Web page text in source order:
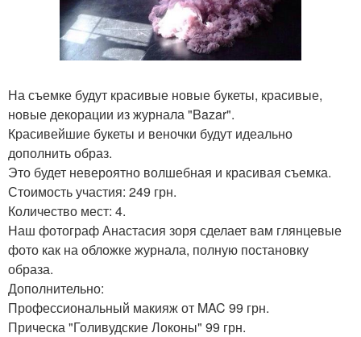
На съемке будут красивые новые букеты, красивые,
новые декорации из журнала "Bazar".
Красивейшие букеты и веночки будут идеально
дополнить образ.
Это будет невероятно волшебная и красивая съемка.
Стоимость участия: 249 грн.
Количество мест: 4.
Наш фотограф Анастасия зоря сделает вам глянцевые
фото как на обложке журнала, полную постановку
образа.
Дополнительно:
Профессиональный макияж от MAC 99 грн.
Прическа "Голивудские Локоны" 99 грн.